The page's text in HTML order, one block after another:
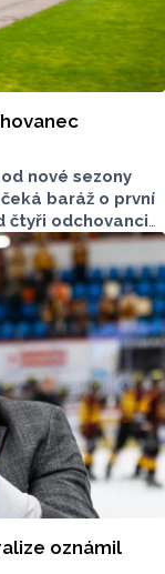
nové sezony
baráž o první
čtyři odchovanci
útočníci
Štěrba.
za Sigmu,
sezóny hraje
mezi první
předem psáno,
dvojutkáním.
oznámil